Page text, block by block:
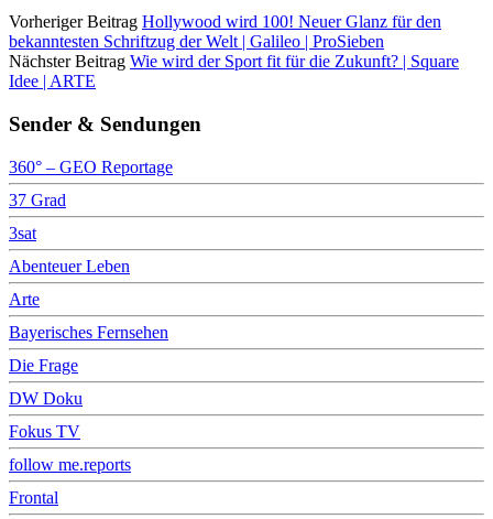
Vorheriger Beitrag Hollywood wird 100! Neuer Glanz für den
bekanntesten Schriftzug der Welt | Galileo | ProSieben
Nächster Beitrag Wie wird der Sport fit für die Zukunft? | Square
Idee | ARTE
Sender & Sendungen
360° – GEO Reportage
37 Grad
3sat
Abenteuer Leben
Arte
Bayerisches Fernsehen
Die Frage
DW Doku
Fokus TV
follow me.reports
Frontal